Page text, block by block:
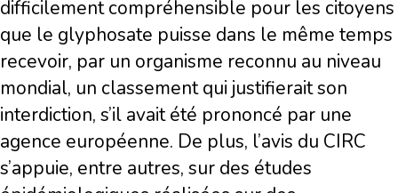
difficilement compréhensible pour les citoyens
que le glyphosate puisse dans le même temps
recevoir, par un organisme reconnu au niveau
mondial, un classement qui justifierait son
interdiction, s’il avait été prononcé par une
agence européenne. De plus, l’avis du CIRC
s’appuie, entre autres, sur des études